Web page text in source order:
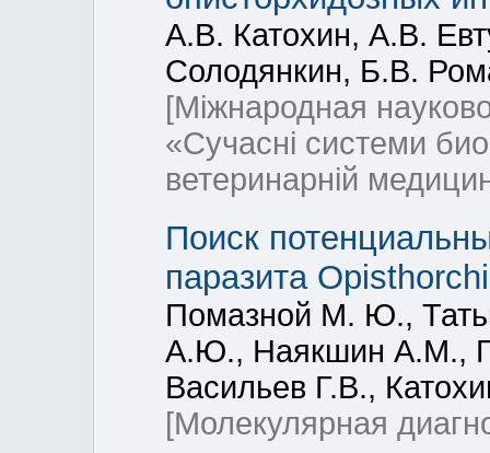
А.В. Катохин, А.В.
Солодянкин, Б.В.
[Мiжнародная
«Сучаснi системи
ветеринарнiй
Поиск
паразита
Помазной М. Ю.,
А.Ю., Наякшин А.М.,
Васильев Г.В.,
[Молекулярная